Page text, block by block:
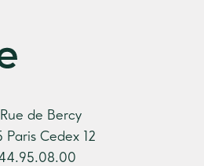
de Bercy
Paris Cedex 12